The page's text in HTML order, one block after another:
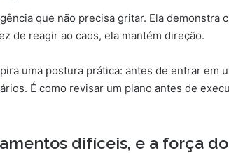
que não precisa gritar. Ela demonstra
de reagir ao caos, ela mantém direção.
uma postura prática: antes de entrar em
É como revisar um plano antes de
difíceis, e a força